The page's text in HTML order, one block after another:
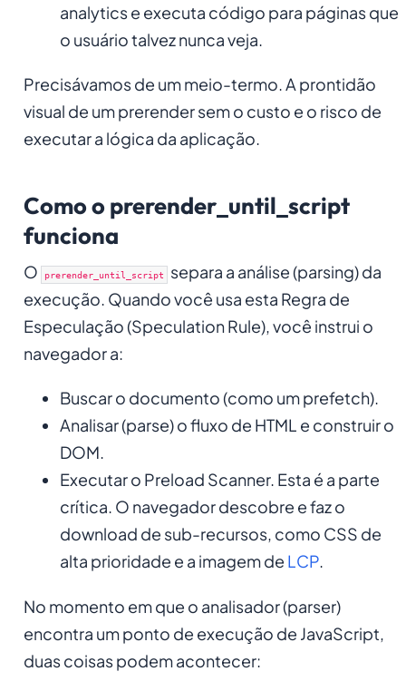
analytics e executa código para páginas que
o usuário talvez nunca veja.
Precisávamos de um meio-termo. A prontidão
visual de um prerender sem o custo e o risco de
executar a lógica da aplicação.
Como o prerender_until_script
funciona
O prerender_until_script separa a análise (parsing) da
execução. Quando você usa esta Regra de
Especulação (Speculation Rule), você instrui o
navegador a:
Buscar o documento (como um prefetch).
Analisar (parse) o fluxo de HTML e construir o
DOM.
Executar o Preload Scanner. Esta é a parte
crítica. O navegador descobre e faz o
download de sub-recursos, como CSS de
alta prioridade e a imagem de LCP.
No momento em que o analisador (parser)
encontra um ponto de execução de JavaScript,
duas coisas podem acontecer: